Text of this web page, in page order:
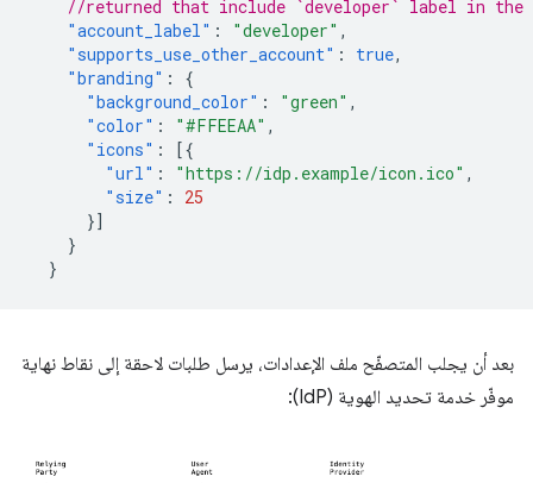
//returned that include `developer` label in the
"account_label" : "developer" ,
"supports_use_other_account" : true,
"branding" :
{
"background_color" : "green" ,
"color" : "#FFEEAA" ,
"icons" :
[{
"url" : "https://idp.example/icon.ico" ,
"size" :
25
}]
}
}
بعد أن يجلب المتصفّح ملف الإعدادات، يرسل طلبات لاحقة إلى نقاط نهاية
موفّر خدمة تحديد الهوية (IdP):